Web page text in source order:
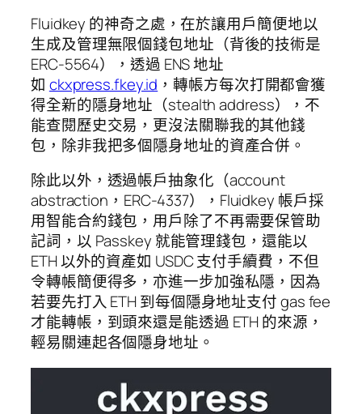
Fluidkey 的神奇之處，在於讓用戶簡便地以
生成及管理無限個錢包地址（背後的技術是
ERC-5564），透過 ENS 地址
如 ckxpress.fkey.id ，轉帳方每次打開都會獲
得全新的隱身地址（stealth address），不
能查閱歷史交易，更沒法關聯我的其他錢
包，除非我把多個隱身地址的資產合併。
除此以外，透過帳戶抽象化（account
abstraction，ERC-4337），Fluidkey 帳戶採
用智能合約錢包，用戶除了不再需要保管助
記詞，以 Passkey 就能管理錢包，還能以
ETH 以外的資產如 USDC 支付手續費，不但
令轉帳簡便得多，亦進一步加強私隱，因為
若要先打入 ETH 到每個隱身地址支付 gas fee
才能轉帳，到頭來還是能透過 ETH 的來源，
輕易關連起各個隱身地址。